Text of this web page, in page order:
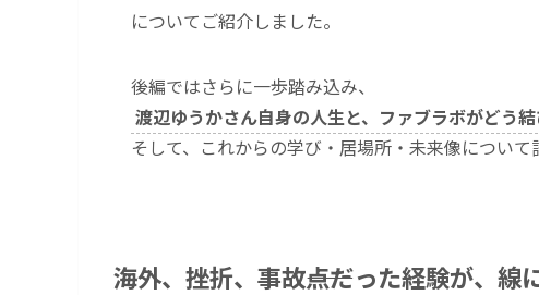
についてご紹介しました。
後編ではさらに一歩踏み込み、
渡辺ゆうかさん自身の人生と、ファブラボがどう
そして、これからの学び・居場所・未来像について
海外、挫折、事故――点だった経験が、線